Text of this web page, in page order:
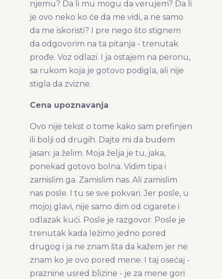
njemu? Da li mu mogu da verujem? Da li
je ovo neko ko će da me vidi, a ne samo
da me iskoristi? I pre nego što stignem
da odgovorim na ta pitanja - trenutak
prođe. Voz odlazi. I ja ostajem na peronu,
sa rukom koja je gotovo podigla, ali nije
stigla da zvizne.
Cena upoznavanja
Ovo nije tekst o tome kako sam prefinjen
ili bolji od drugih. Dajte mi da budem
jasan: ja želim. Moja želja je tu, jaka,
ponekad gotovo bolna. Vidim tipa i
zamislim ga. Zamislim nas. Ali zamislim
nas posle. I tu se sve pokvari. Jer posle, u
mojoj glavi, nije samo dim od cigarete i
odlazak kući. Posle je razgovor. Posle je
trenutak kada ležimo jedno pored
drugog i ja ne znam šta da kažem jer ne
znam ko je ovo pored mene. I taj osećaj -
praznine usred blizine - je za mene gori